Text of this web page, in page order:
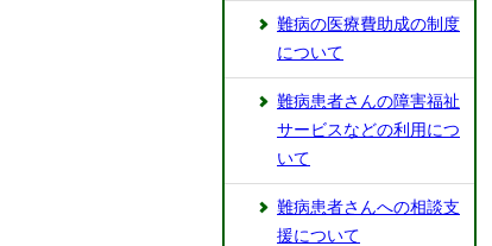
難病の医療費助成の制度
について
難病患者さんの障害福祉
サービスなどの利用につ
いて
難病患者さんへの相談支
援について